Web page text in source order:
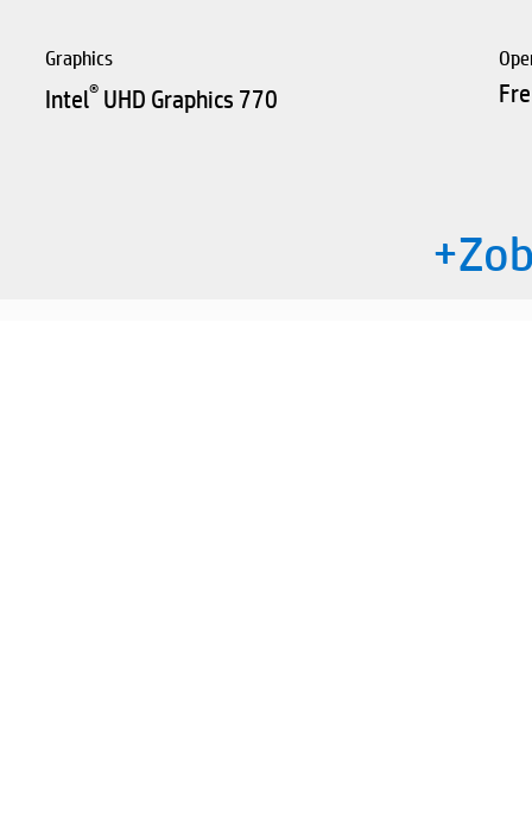
Graphics
Intel® UHD Graphics 770